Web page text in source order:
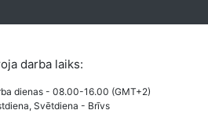
darba laiks:
dienas - 08.00-16.00 (GMT+2)
Svētdiena - Brīvs